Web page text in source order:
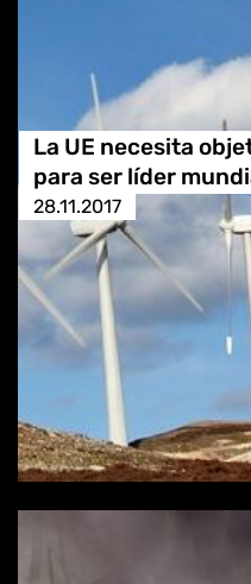
La UE necesita
para ser líder
28.11.2017